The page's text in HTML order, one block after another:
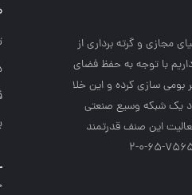
مجازي و گرته برداري از
با توجه به حفظ فضاي
بومي سازي كرده و اين خلا
يك شبكه وسيع صنعتي
اين صنف قدرتمند